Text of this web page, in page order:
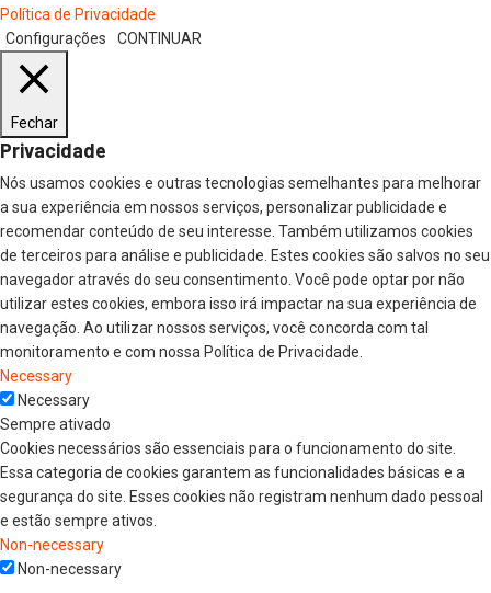
Política de Privacidade
Configurações
CONTINUAR
Fechar
Privacidade
Nós usamos cookies e outras tecnologias semelhantes para melhorar
a sua experiência em nossos serviços, personalizar publicidade e
recomendar conteúdo de seu interesse. Também utilizamos cookies
de terceiros para análise e publicidade. Estes cookies são salvos no seu
navegador através do seu consentimento. Você pode optar por não
utilizar estes cookies, embora isso irá impactar na sua experiência de
navegação. Ao utilizar nossos serviços, você concorda com tal
monitoramento e com nossa Política de Privacidade.
Necessary
Necessary
Sempre ativado
Cookies necessários são essenciais para o funcionamento do site.
Essa categoria de cookies garantem as funcionalidades básicas e a
segurança do site. Esses cookies não registram nenhum dado pessoal
e estão sempre ativos.
Non-necessary
Non-necessary